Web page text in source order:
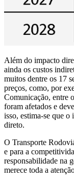
Além do impacto
ainda os custos
muitos dentre os 17
preços, como, por
Comunicação, entre
foram afetados e
isso, estima-se que o
direto.
O Transporte
e para a
responsabilidade na
merece toda a